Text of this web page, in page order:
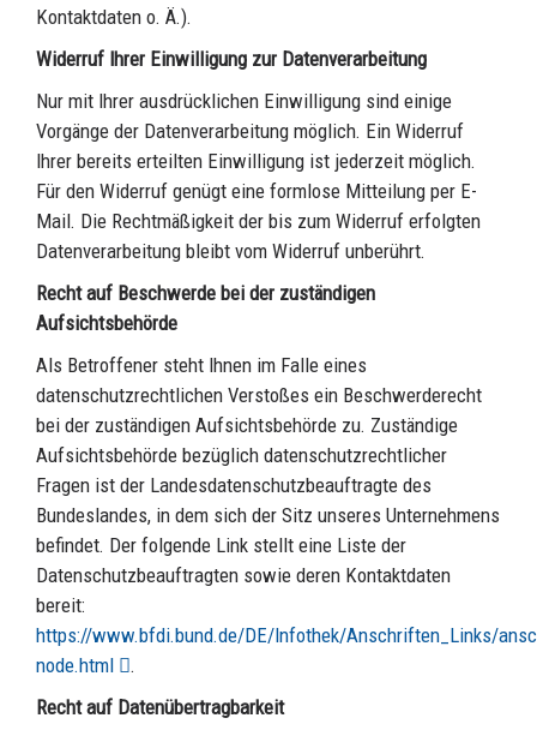
Kontaktdaten o. Ä.).
Widerruf Ihrer Einwilligung zur Datenverarbeitung
Nur mit Ihrer ausdrücklichen Einwilligung sind einige
Vorgänge der Datenverarbeitung möglich. Ein Widerruf
Ihrer bereits erteilten Einwilligung ist jederzeit möglich.
Für den Widerruf genügt eine formlose Mitteilung per E-
Mail. Die Rechtmäßigkeit der bis zum Widerruf erfolgten
Datenverarbeitung bleibt vom Widerruf unberührt.
Recht auf Beschwerde bei der zuständigen
Aufsichtsbehörde
Als Betroffener steht Ihnen im Falle eines
datenschutzrechtlichen Verstoßes ein Beschwerderecht
bei der zuständigen Aufsichtsbehörde zu. Zuständige
Aufsichtsbehörde bezüglich datenschutzrechtlicher
Fragen ist der Landesdatenschutzbeauftragte des
Bundeslandes, in dem sich der Sitz unseres Unternehmens
befindet. Der folgende Link stellt eine Liste der
Datenschutzbeauftragten sowie deren Kontaktdaten
bereit:
https://www.bfdi.bund.de/DE/Infothek/Anschriften_Links/
node.html
.
Recht auf Datenübertragbarkeit